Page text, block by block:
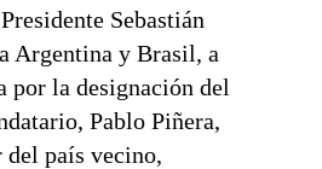
Sebastián
Argentina y Brasil, a
por la designación del
Pablo Piñera,
del país vecino,